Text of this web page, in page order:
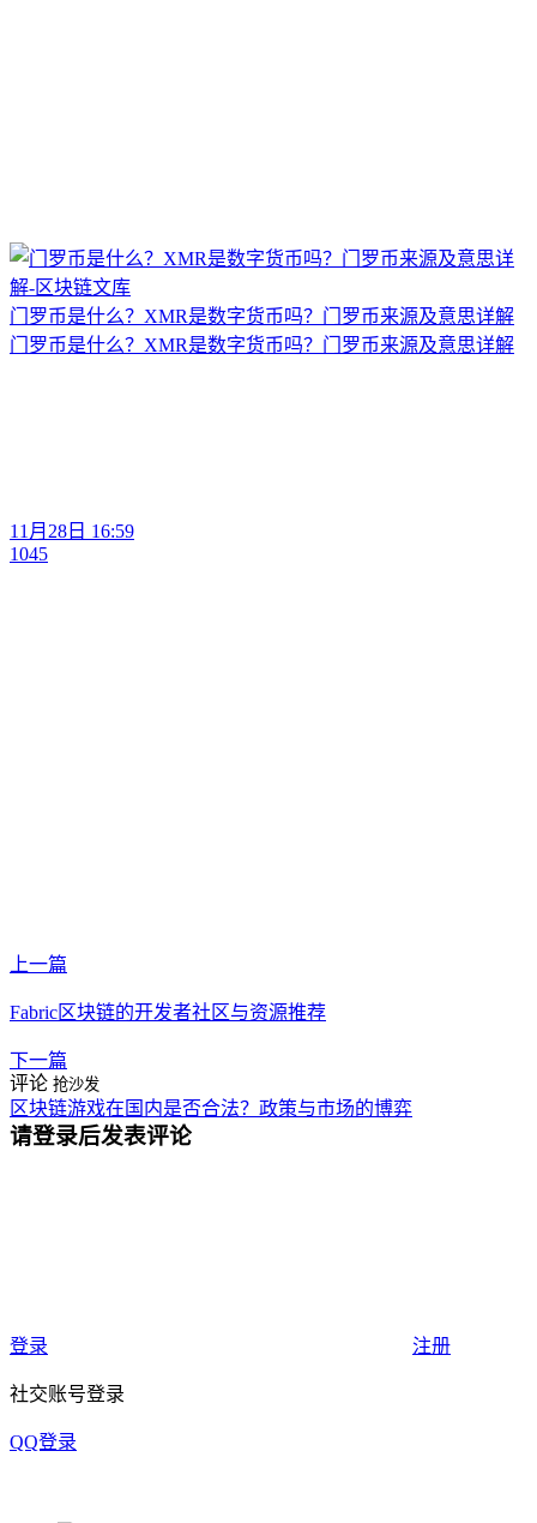
门罗币是什么？XMR是数字货币吗？门罗币来源及意思详解
门罗币是什么？XMR是数字货币吗？门罗币来源及意思详解
11月28日 16:59
1045
上一篇
Fabric区块链的开发者社区与资源推荐
下一篇
区块链游戏在国内是否合法？政策与市场的博弈
评论 抢沙发
请登录后发表评论
登录 注册
社交账号登录
QQ登录